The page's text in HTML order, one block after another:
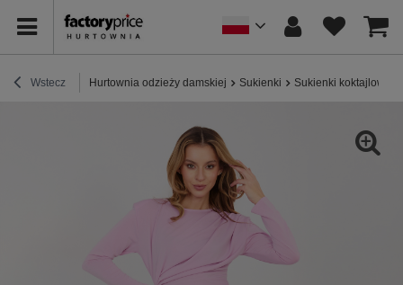
Wstecz Hurtownia odzieży damskiej Sukienki Sukienki koktajlowe /